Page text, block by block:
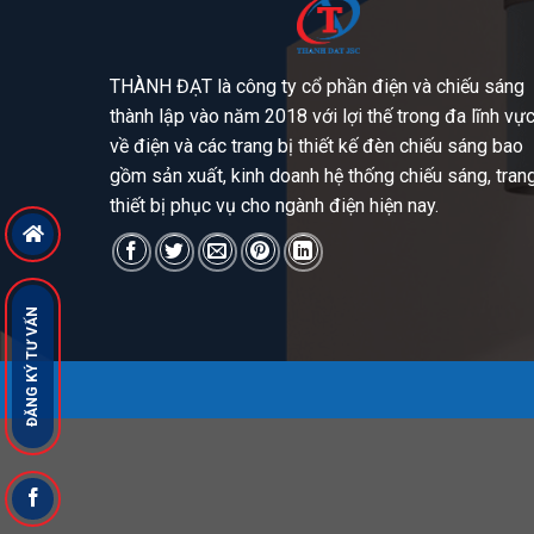
THÀNH ĐẠT là công ty cổ phần điện và chiếu sáng
thành lập vào năm 2018 với lợi thế trong đa lĩnh vực
về điện và các trang bị thiết kế đèn chiếu sáng bao
gồm sản xuất, kinh doanh hệ thống chiếu sáng,
thiết bị phục vụ cho ngành điện hiện nay.
ĐĂNG KÝ TƯ VẤN